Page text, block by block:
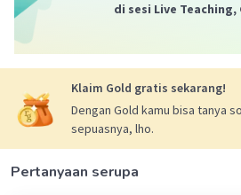
di sesi Live Teaching,
Klaim Gold gratis sekarang!
Dengan Gold kamu bisa tanya
sepuasnya, lho.
Pertanyaan serupa